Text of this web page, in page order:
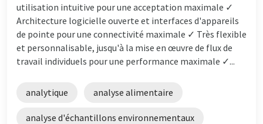
utilisation intuitive pour une acceptation maximale ✓
Architecture logicielle ouverte et interfaces d'appareils
de pointe pour une connectivité maximale ✓ Très flexible
et personnalisable, jusqu'à la mise en œuvre de flux de
travail individuels pour une performance maximale ✓...
analytique analyse alimentaire
analyse d'échantillons environnementaux